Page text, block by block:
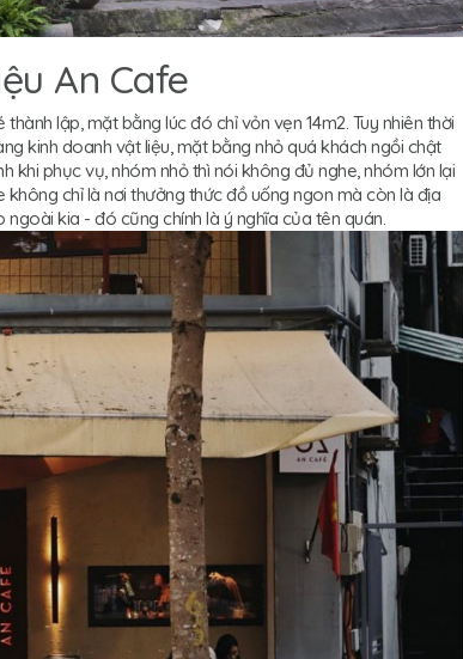
An Cafe
lập, mặt bằng lúc đó chỉ vỏn vẹn 14m2. Tuy nhiên thời
kinh doanh vật liệu, mặt bằng nhỏ quá khách ngồi chật
khi phục vụ, nhóm nhỏ thì nói không đủ nghe, nhóm lớn lại
chỉ là nơi thưởng thức đồ uống ngon mà còn là địa
kia - đó cũng chính là ý nghĩa của tên quán.